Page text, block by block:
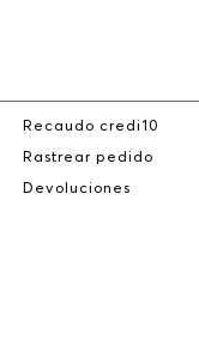
Recaudo credi10
Rastrear pedido
Devoluciones